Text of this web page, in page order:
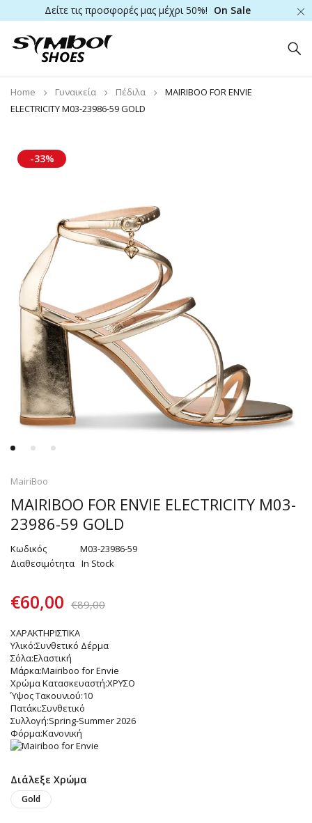
Δείτε τις προσφορές μας μέχρι 50%! On Sale
Home Γυναικεία Πέδιλα
MAIRIBOO FOR ENVIE
ELECTRICITY M03-23986-59 GOLD
-33%
MairiBoo
MAIRIBOO FOR ENVIE ELECTRICITY M03-
23986-59 GOLD
Κωδικός
M03-23986-59
Διαθεσιμότητα In Stock
€89,00
€60,00
ΧΑΡΑΚΤΗΡΙΣΤΙΚΑ
Υλικό:Συνθετικό Δέρμα
Σόλα:Ελαστική
Μάρκα:Mairiboo for Envie
Χρώμα Κατασκευαστή:ΧΡΥΣΟ
Ύψος Τακουνιού:10
Πατάκι:Συνθετικό
Συλλογή:Spring-Summer 2026
Φόρμα:Κανονική
Διάλεξε Χρώμα
Gold